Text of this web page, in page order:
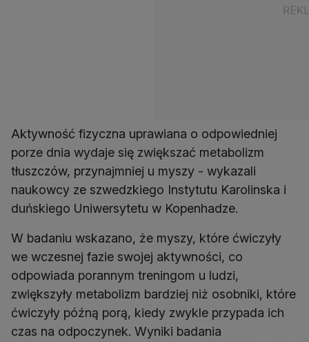
Aktywność fizyczna uprawiana o odpowiedniej
porze dnia wydaje się zwiększać metabolizm
tłuszczów, przynajmniej u myszy - wykazali
naukowcy ze szwedzkiego Instytutu Karolinska i
duńskiego Uniwersytetu w Kopenhadze.
W badaniu wskazano, że myszy, które ćwiczyły
we wczesnej fazie swojej aktywności, co
odpowiada porannym treningom u ludzi,
zwiększyły metabolizm bardziej niż osobniki, które
ćwiczyły późną porą, kiedy zwykle przypada ich
czas na odpoczynek. Wyniki badania